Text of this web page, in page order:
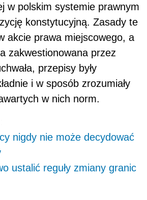
w polskim systemie prawnym
konstytucyjną. Zasady te
akcie prawa miejscowego, a
zakwestionowana przez
przepisy były
i w sposób zrozumiały
w nich norm.
nigdy nie może decydować
ustalić reguły zmiany granic